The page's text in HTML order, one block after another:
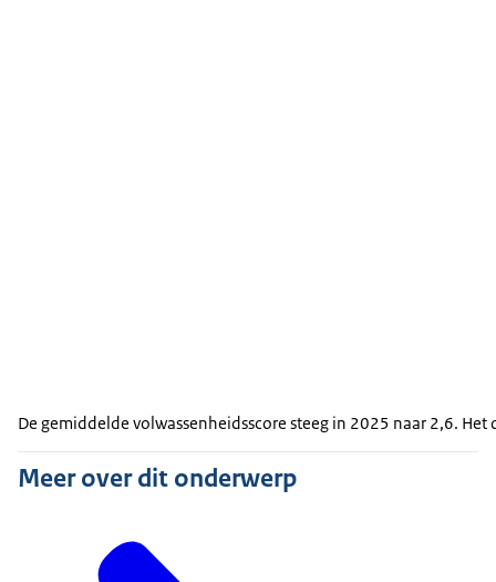
De gemiddelde volwassenheidsscore steeg in 2025 naar 2,6.
Meer over dit onderwerp